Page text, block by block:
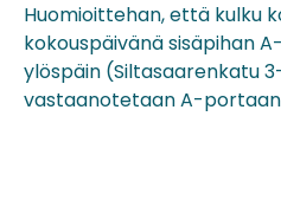
Huomioittehan, että kulku
kokouspäivänä sisäpihan
ylöspäin (Siltasaarenkatu
vastaanotetaan A-portaan